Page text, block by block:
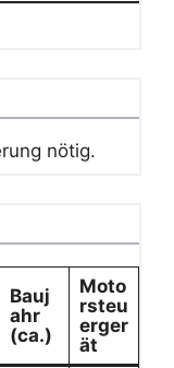
nötig.
Bauj
ahr
(ca.)
Moto
rsteu
erger
ät